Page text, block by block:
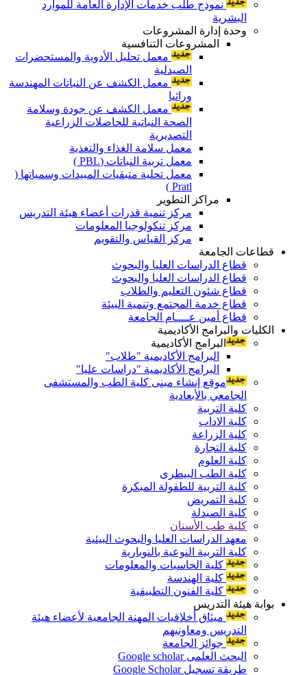
نموذج طلب خدمات الإدارة العامة للموارد
البشرية
وحدة إدارة المشروعات
المشروعات التنافسية
معمل تحليل الأدوية والمستحضرات
الصيدلية
معمل الكشف عن النباتات المهندسة
وراثيا
معمل الكشف عن جودة وسلامة
الصحة النباتية للحاصلات الزراعية
التصديرية
معمل سلامة الغذاء والتغذية
معمل تربية النباتات (PBL )
معمل تحلية متبقيات المبيدات وسمياتها (
Pratl )
مراكز التطوير
مركز تنمية قدرات أعضاء هيئة التدريس
مركز تنكولوجيا المعلومات
مركز القياس والتقويم
قطاعات الجامعة
قطاع الدراسات العليا والبحوث
قطاع الدراسات العليا والبحوث
قطاع شئون التعليم والطلاب
قطاع خدمة المجتمع وتنمية البيئة
قطاع أمين عــــام الجامعة
الكليات والبرامج الأكاديمية
البرامج الأكاديمية
البرامج الأكاديمية "طلاب"
البرامج الأكاديمية "دراسات عليا"
موقع إنشاء مبنى كلية الطب والمستشفى
الجامعي بالأبعادية
كلية التربية
كلية الاداب
كلية الزراعة
كلية التجارة
كلية العلوم
كلية الطب البيطرى
كلية التربية للطفولة المبكرة
كلية التمريض
كلية الصيدلة
كلية طب الأسنان
معهد الدراسات العليا والبحوث البيئية
كلية التربية النوعية بالنوبارية
كلية الحاسبات والمعلومات
كلية الهندسة
كلية الفنون التطبيقية
بوابة هيئة التدريس
ميثاق أخلاقيات المهنة الجامعية لأعضاء هيئة
التدريس ومعاونيهم
جوائز الجامعة
البحث العلمى Google scholar
طريقة تسجيل Google Scholar